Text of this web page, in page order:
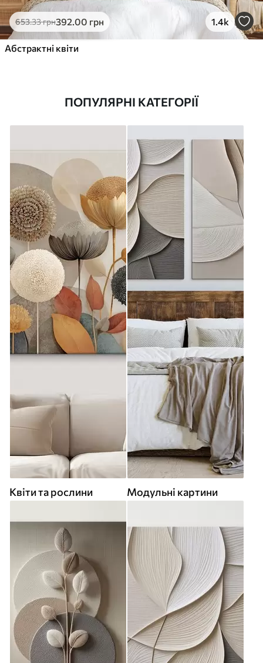
653.33грн392.00 грн 1.4k
Абстрактні квіти
ПОПУЛЯРНІ КАТЕГОРІЇ
Квіти та рослини Модульні картини